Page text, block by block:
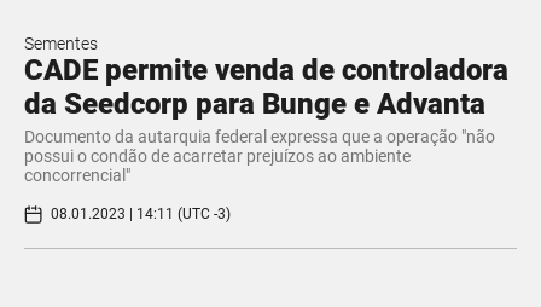
Sementes
CADE permite venda de controladora
da Seedcorp para Bunge e Advanta
Documento da autarquia federal expressa que a operação "não
possui o condão de acarretar prejuízos ao ambiente
concorrencial"
08.01.2023 | 14:11 (UTC -3)